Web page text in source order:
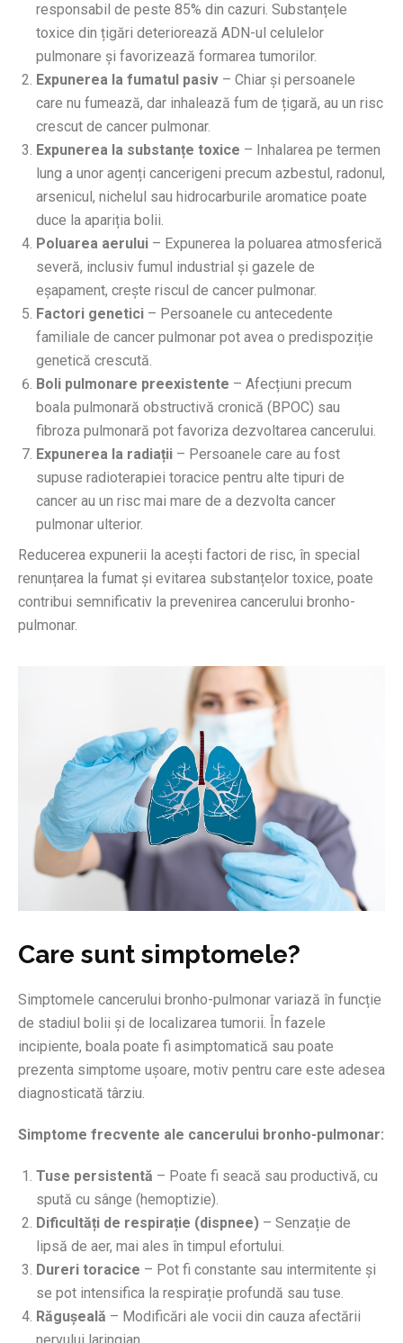
responsabil de peste 85% din cazuri. Substanțele
toxice din țigări deteriorează ADN-ul celulelor
pulmonare și favorizează formarea tumorilor.
Expunerea la fumatul pasiv – Chiar și persoanele
care nu fumează, dar inhalează fum de țigară, au un risc
crescut de cancer pulmonar.
Expunerea la substanțe toxice – Inhalarea pe termen
lung a unor agenți cancerigeni precum azbestul, radonul,
arsenicul, nichelul sau hidrocarburile aromatice poate
duce la apariția bolii.
Poluarea aerului – Expunerea la poluarea atmosferică
severă, inclusiv fumul industrial și gazele de
eșapament, crește riscul de cancer pulmonar.
Factori genetici – Persoanele cu antecedente
familiale de cancer pulmonar pot avea o predispoziție
genetică crescută.
Boli pulmonare preexistente – Afecțiuni precum
boala pulmonară obstructivă cronică (BPOC) sau
fibroza pulmonară pot favoriza dezvoltarea cancerului.
Expunerea la radiații – Persoanele care au fost
supuse radioterapiei toracice pentru alte tipuri de
cancer au un risc mai mare de a dezvolta cancer
pulmonar ulterior.
Reducerea expunerii la acești factori de risc, în special
renunțarea la fumat și evitarea substanțelor toxice, poate
contribui semnificativ la prevenirea cancerului bronho-
pulmonar.
Care sunt simptomele?
Simptomele cancerului bronho-pulmonar variază în funcție
de stadiul bolii și de localizarea tumorii. În fazele
incipiente, boala poate fi asimptomatică sau poate
prezenta simptome ușoare, motiv pentru care este adesea
diagnosticată târziu.
Simptome frecvente ale cancerului bronho-pulmonar:
Tuse persistentă – Poate fi seacă sau productivă, cu
spută cu sânge (hemoptizie).
Dificultăți de respirație (dispnee) – Senzație de
lipsă de aer, mai ales în timpul efortului.
Dureri toracice – Pot fi constante sau intermitente și
se pot intensifica la respirație profundă sau tuse.
Răgușeală – Modificări ale vocii din cauza afectării
nervului laringian.